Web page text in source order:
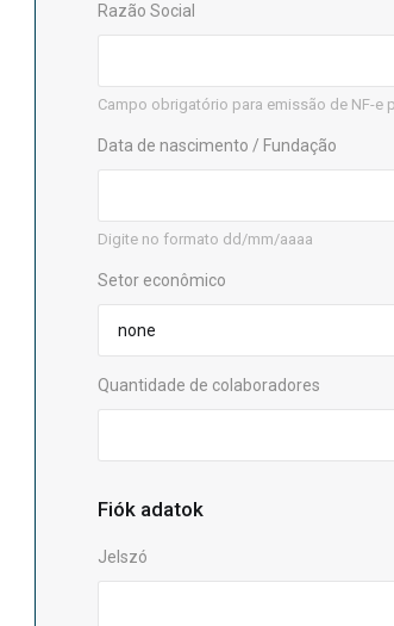
Razão Social
Campo obrigatório para emissão de NF-e
Data de nascimento / Fundação
Digite no formato dd/mm/aaaa
Setor econômico
Quantidade de colaboradores
Fiók adatok
Jelszó